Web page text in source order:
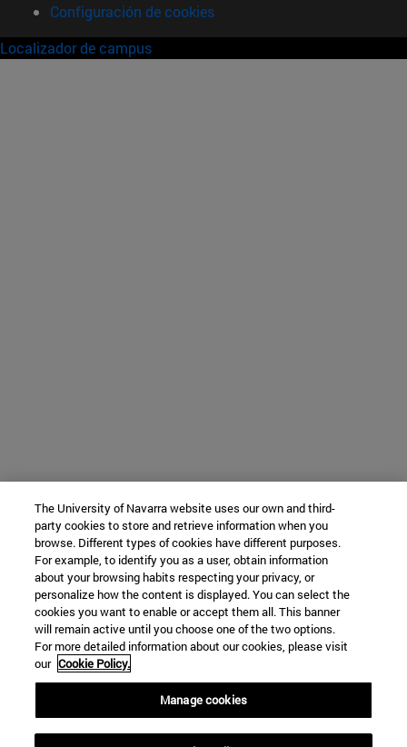
Configuración de cookies
Localizador de campus
The University of Navarra website uses our own and third-
party cookies to store and retrieve information when you
browse. Different types of cookies have different purposes.
For example, to identify you as a user, obtain information
about your browsing habits respecting your privacy, or
personalize how the content is displayed. You can select the
cookies you want to enable or accept them all. This banner
will remain active until you choose one of the two options.
For more detailed information about our cookies, please visit
our Cookie Policy.
Manage cookies